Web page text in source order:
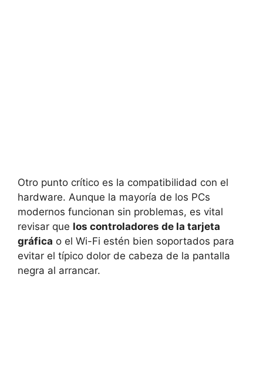
Otro punto crítico es la compatibilidad con el
hardware. Aunque la mayoría de los PCs
modernos funcionan sin problemas, es vital
revisar que los controladores de la tarjeta
gráfica o el Wi-Fi estén bien soportados para
evitar el típico dolor de cabeza de la pantalla
negra al arrancar.